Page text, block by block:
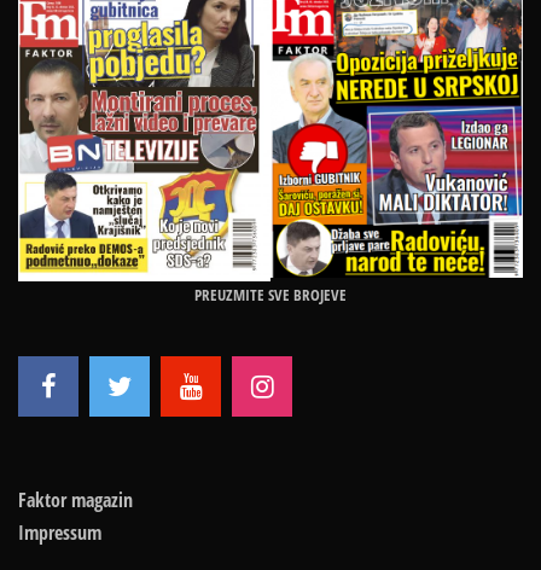
PREUZMITE SVE BROJEVE
Faktor magazin
Impressum